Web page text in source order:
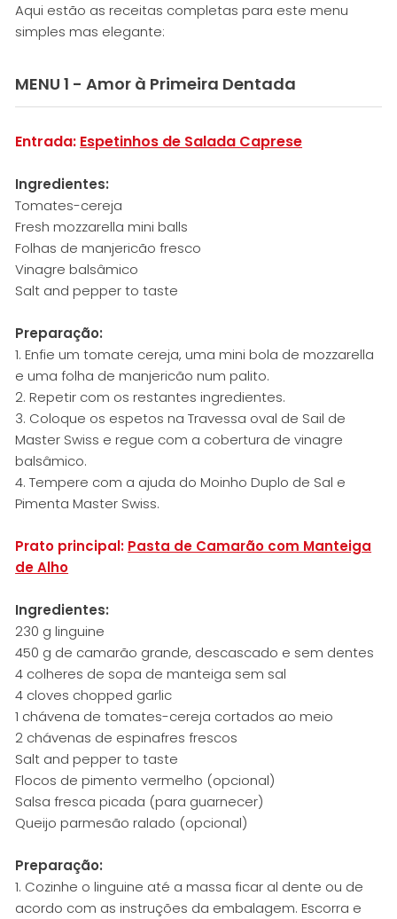
Aqui estão as receitas completas para este menu
simples mas elegante:
MENU 1 - Amor à Primeira Dentada
Entrada: Espetinhos de Salada Caprese
Ingredientes:
Tomates-cereja
Fresh mozzarella mini balls
Folhas de manjericão fresco
Vinagre balsâmico
Salt and pepper to taste
Preparação:
1. Enfie um tomate cereja, uma mini bola de mozzarella
e uma folha de manjericão num palito.
2. Repetir com os restantes ingredientes.
3. Coloque os espetos na Travessa oval de Sail de
Master Swiss e regue com a cobertura de vinagre
balsâmico.
4. Tempere com a ajuda do Moinho Duplo de Sal e
Pimenta Master Swiss.
Prato principal: Pasta de Camarão com Manteiga
de Alho
Ingredientes:
230 g linguine
450 g de camarão grande, descascado e sem dentes
4 colheres de sopa de manteiga sem sal
4 cloves chopped garlic
1 chávena de tomates-cereja cortados ao meio
2 chávenas de espinafres frescos
Salt and pepper to taste
Flocos de pimento vermelho (opcional)
Salsa fresca picada (para guarnecer)
Queijo parmesão ralado (opcional)
Preparação:
1. Cozinhe o linguine até a massa ficar al dente ou de
acordo com as instruções da embalagem. Escorra e